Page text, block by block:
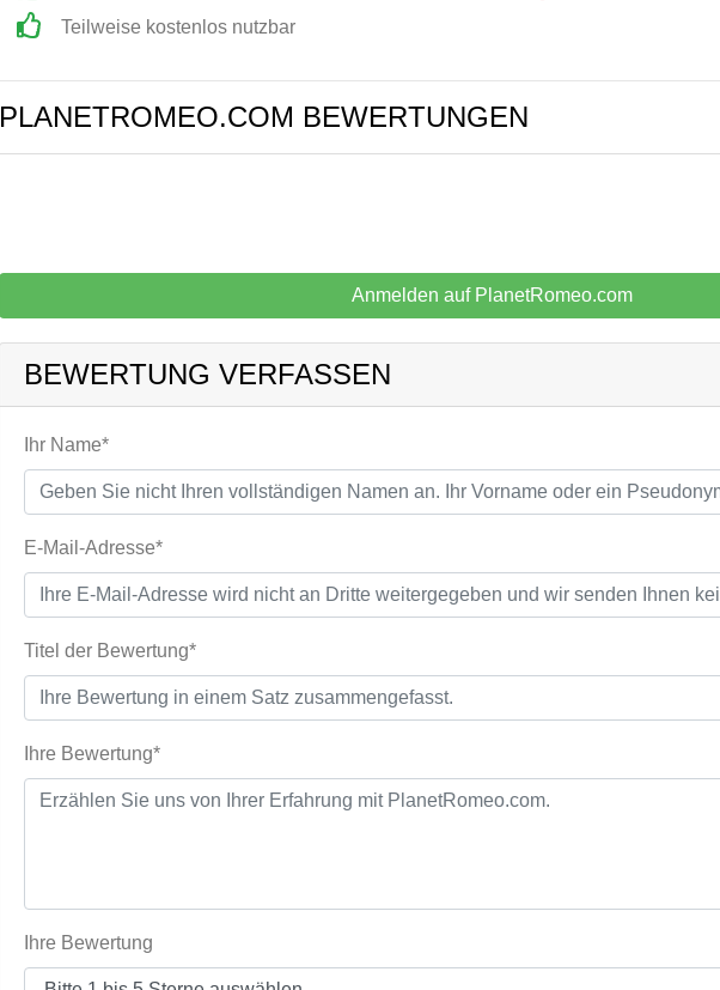
Teilweise kostenlos nutzbar
PLANETROMEO.COM BEWERTUNGEN
Anmelden auf PlanetRomeo.com
BEWERTUNG VERFASSEN
Ihr Name*
E-Mail-Adresse*
Titel der Bewertung*
Ihre Bewertung*
Ihre Bewertung